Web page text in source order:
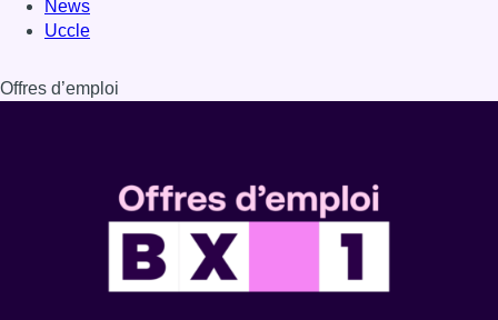
News
Uccle
Offres d’emploi